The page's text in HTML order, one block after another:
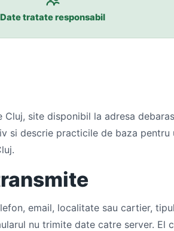
Date tratate responsabil
site disponibil la adresa
si descrie practicile de baza
email, localitate sau cartier,
nu trimite date catre server. El